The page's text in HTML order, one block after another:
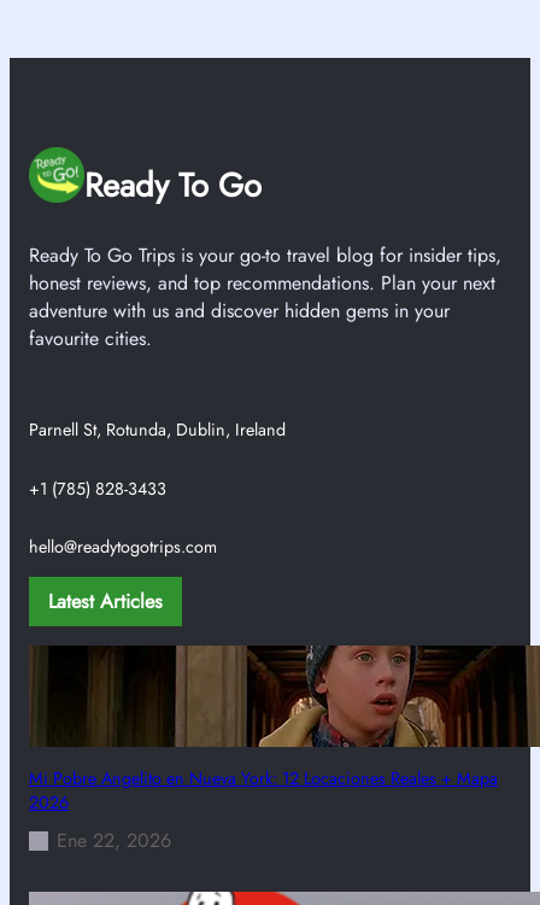
Ready To Go
Ready To Go Trips is your go-to travel blog for insider tips,
honest reviews, and top recommendations. Plan your next
adventure with us and discover hidden gems in your
favourite cities.
Parnell St, Rotunda, Dublin, Ireland
+1 (785) 828-3433
hello@readytogotrips.com
Latest Articles
Mi Pobre Angelito en Nueva York: 12 Locaciones Reales + Mapa
2026
Ene 22, 2026